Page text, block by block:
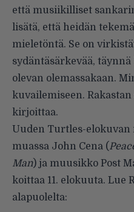
että musiikilliset
lisätä, että heidän
mieletöntä. Se on
sydäntäsärkevää,
olevan olemassakaan.
kuvailemiseen. Rakastan
kirjoittaa.
Uuden Turtles-
muassa John Cena (
Man) ja muusikko Post
koittaa 11. elokuuta. Lue
alapuolelta: